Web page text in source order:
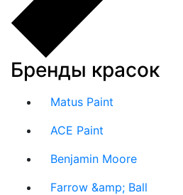
Бренды красок
Matus Paint
ACE Paint
Benjamin Moore
Farrow &amp; Ball